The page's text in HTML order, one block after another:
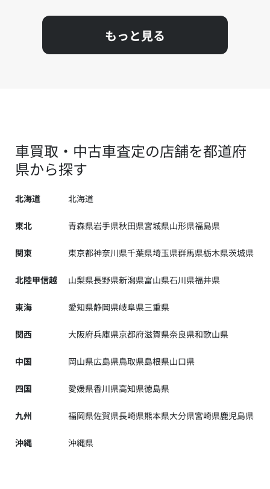
もっと見る
車買取・中古車査定の店舗を都道府
県から探す
北海道 北海道
東北 青森県岩手県秋田県宮城県山形県福島県
関東 東京都神奈川県千葉県埼玉県群馬県栃木県茨城県
北陸甲信越 山梨県長野県新潟県富山県石川県福井県
東海 愛知県静岡県岐阜県三重県
関西 大阪府兵庫県京都府滋賀県奈良県和歌山県
中国 岡山県広島県鳥取県島根県山口県
四国 愛媛県香川県高知県徳島県
九州 福岡県佐賀県長崎県熊本県大分県宮崎県鹿児島県
沖縄 沖縄県